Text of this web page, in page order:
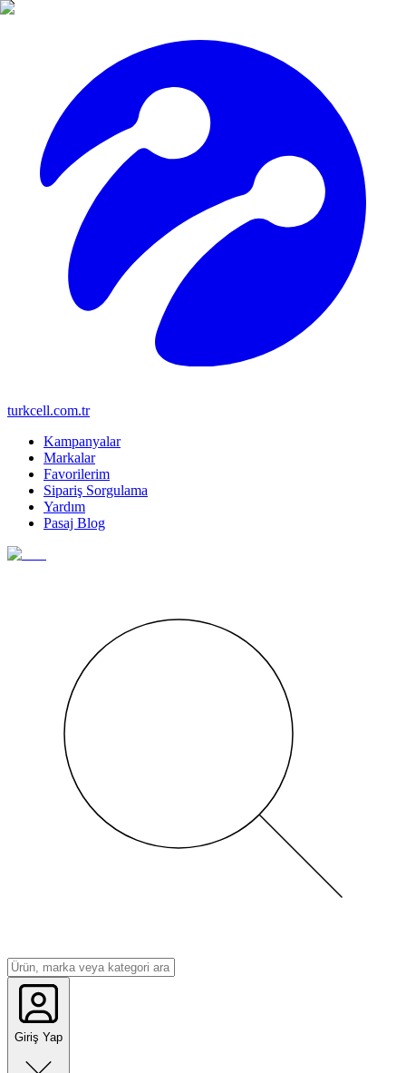
turkcell.com.tr
Kampanyalar
Markalar
Favorilerim
Sipariş Sorgulama
Yardım
Pasaj Blog
Giriş Yap